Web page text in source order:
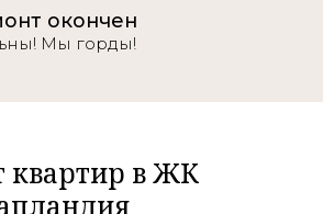
окончен
Мы горды!
квартир в ЖК